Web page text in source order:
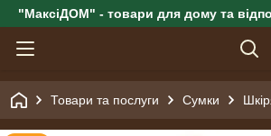
"МаксіДОМ" - товари для дому та
Товари та послуги Сумки